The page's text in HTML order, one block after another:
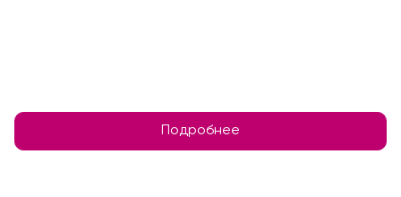
Подробнее